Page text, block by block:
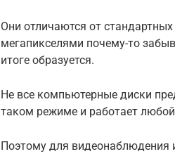
Они отличаются от
мегапикселями почему-то
итоге образуется.
Не все компьютерные диски
таком режиме и работает любой
Поэтому для видеонаблюдения